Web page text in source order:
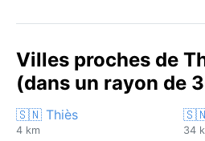
Villes proches de
(dans un rayon de
🇸🇳 Thiès
4 km
🇸🇳
34